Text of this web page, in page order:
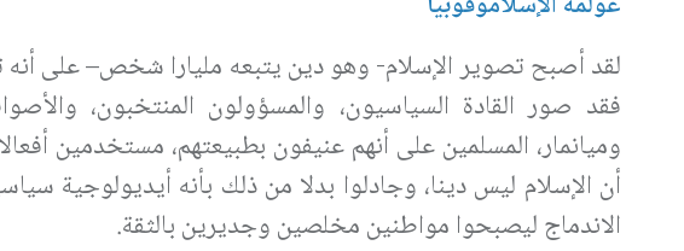
لقد أصبح تصوير الإسلام- وهو دين يتبعه مليارا شخص– على أنه
فقد صور القادة السياسيون، والمسؤولون المنتخبون،
وميانمار، المسلمين على أنهم عنيفون بطبيعتهم، مستخدمين
أن الإسلام ليس دينا، وجادلوا بدلا من ذلك بأنه أيديولوجية
الاندماج ليصبحوا مواطنين مخلصين وجديرين بالثقة.